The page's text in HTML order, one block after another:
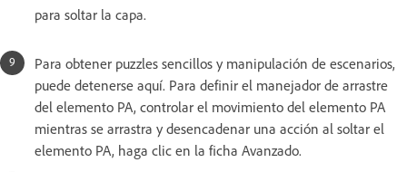
para soltar la capa.
Para obtener puzzles sencillos y manipulación de escenarios,
puede detenerse aquí. Para definir el manejador de arrastre
del elemento PA, controlar el movimiento del elemento PA
mientras se arrastra y desencadenar una acción al soltar el
elemento PA, haga clic en la ficha Avanzado.